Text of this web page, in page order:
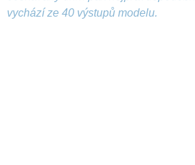
vychází ze 40 výstupů modelu.